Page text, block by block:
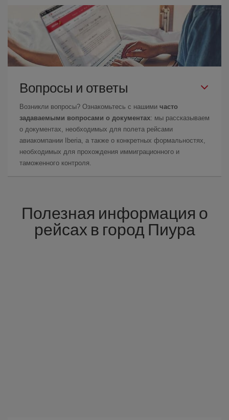
Вопросы и ответы
Возникли вопросы? Ознакомьтесь с нашими часто
задаваемыми вопросами о документах: мы рассказываем
о документах, необходимых для полета рейсами
авиакомпании Iberia, а также о конкретных формальностях,
необходимых для прохождения иммиграционного и
таможенного контроля.
Полезная информация о
рейсах в город Пиура